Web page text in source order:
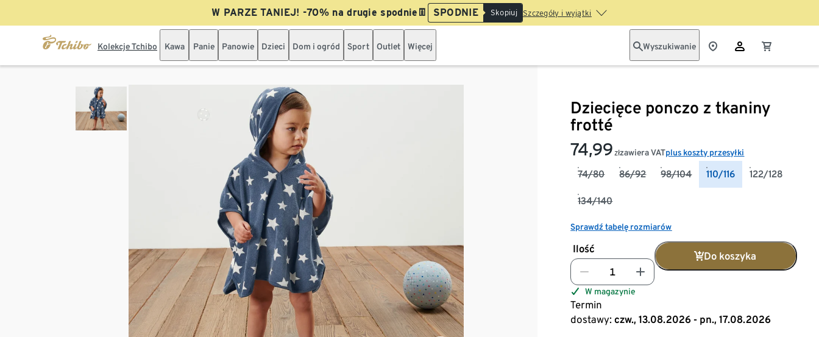
W PARZE TANIEJ! -70% na drugie spodnie👖 SPODNIE Skopiuj Szczegóły i wyjątki
Kolekcje Tchibo Kawa Panie Panowie Dzieci Dom i ogród Sport Outlet Więcej Wyszukiwanie
Dziecięce ponczo z tkaniny
frotté
74,99 złzawiera VATplus koszty przesyłki
74/80 86/92 98/104 110/116 122/128
134/140
Sprawdź tabelę rozmiarów
Ilość
Do koszyka
W magazynie
Termin
dostawy: czw., 13.08.2026 - pn., 17.08.2026